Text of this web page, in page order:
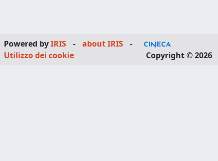
Powered byIRIS - about IRIS
-
Utilizzo dei cookie
Copyright © 2026